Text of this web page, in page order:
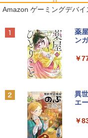
￥
￥
【
ET
￥
by
富
ッ
Amazon ゲーミングデバ
薬
ン
￥
異
エ
￥